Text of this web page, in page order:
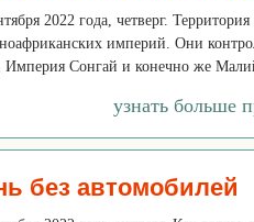
2022 года, четверг.
империй. Они
Сонгай и конечно же
узнать больше
без автомобилей